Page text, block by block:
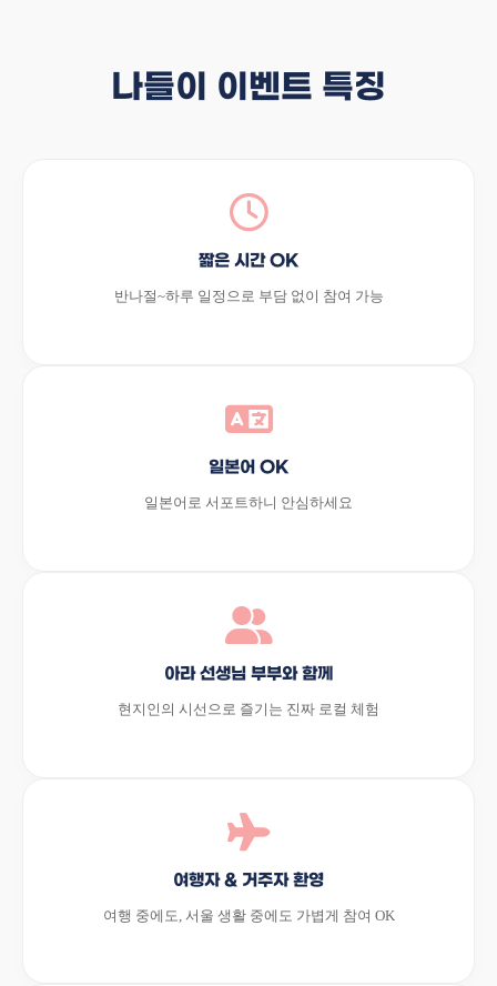
나들이 이벤트 특징
짧은 시간 OK
반나절~하루 일정으로 부담 없이 참여 가능
일본어 OK
일본어로 서포트하니 안심하세요
아라 선생님 부부와 함께
현지인의 시선으로 즐기는 진짜 로컬 체험
여행자 & 거주자 환영
여행 중에도, 서울 생활 중에도 가볍게 참여 OK